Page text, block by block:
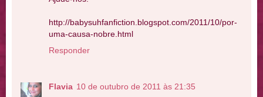
http://babysuhfanfiction.blogspot.com/2011/10/por-
uma-causa-nobre.html
Responder
Flavia 10 de outubro de 2011 às 21:35